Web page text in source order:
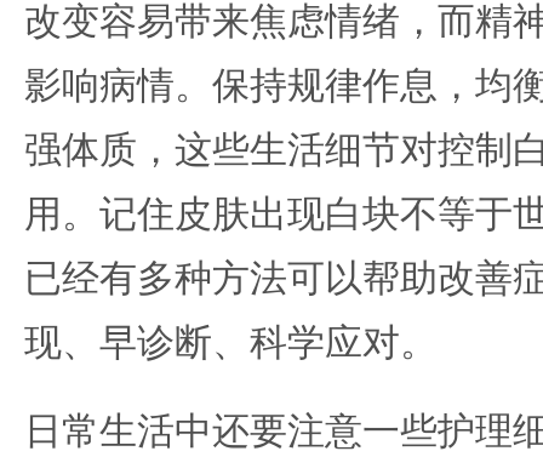
改变容易带来焦虑情绪，而精
影响病情。保持规律作息，均
强体质，这些生活细节对控制
用。记住皮肤出现白块不等于
已经有多种方法可以帮助改善
现、早诊断、科学应对。
日常生活中还要注意一些护理